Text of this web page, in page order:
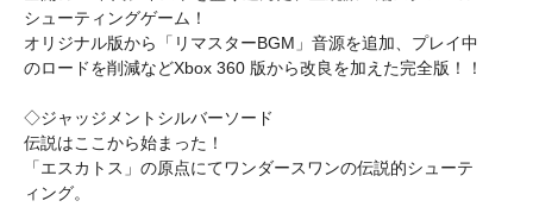
シューティングゲーム！
オリジナル版から「リマスターBGM」音源を追加、プレイ中
のロードを削減などXbox 360 版から改良を加えた完全版！！
◇ジャッジメントシルバーソード
伝説はここから始まった！
「エスカトス」の原点にてワンダースワンの伝説的シューテ
ィング。